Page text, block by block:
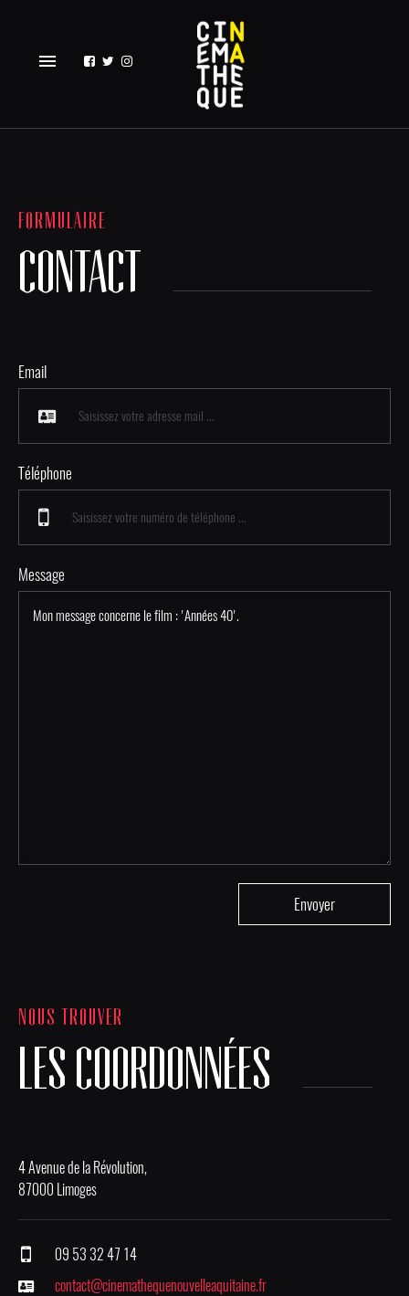
menu
FORMULAIRE
CONTACT
Email
Téléphone
Message
NOUS TROUVER
LES COORDONNÉES
4 Avenue de la Révolution,
87000 Limoges
09 53 32 47 14
contact@cinemathequenouvelleaquitaine.fr